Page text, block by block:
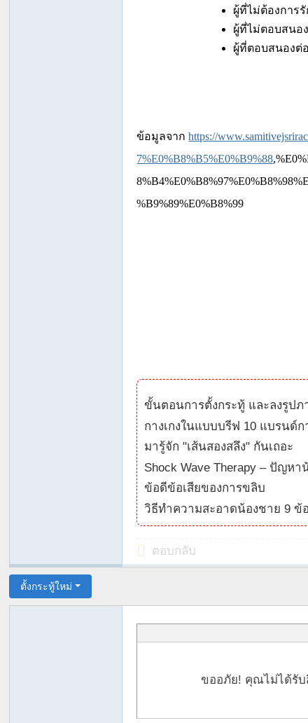
ผู้ที่ไม่ต้องการ
ผู้ที่ไม่ตอบสนอ
ผู้ที่ตอบสนองต่
ข้อมูลจากhttps://
7%E0%B8%B5%E0%B9%88
%B9%89%E0%B8%99
ขั้นตอนการตั้งกระทู้ และลงรูปภ
กางเกงในแบบบรีฟ 10 แบรนด์
ตัว
มารู้จัก "เส้นสองสลึง" กันเถอะ
Shock Wave Therapy – ปัญห
ข้อดีข้อเสียของการขลิบ
วิธีทำความสะอาดน้องชาย 9 ข้
ตอบกลับ
ตั้งกระทู้ใหม่
ขออภัย! คุณไม่ได้รับ